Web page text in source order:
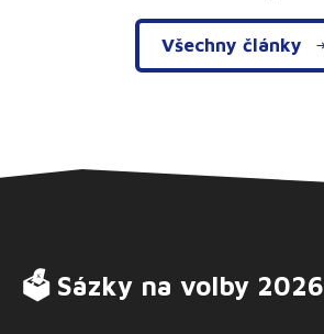
Všechny články
🗳 Sázky na volby 2026